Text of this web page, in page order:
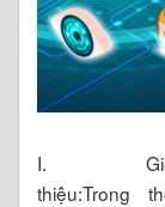
I.
thiệu:‌‌‌‌‌‌Trong